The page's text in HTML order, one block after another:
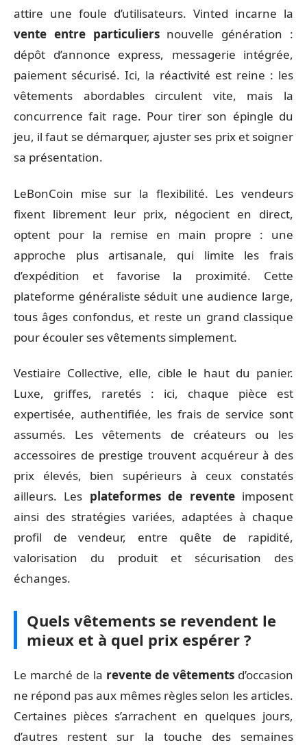
attire une foule d’utilisateurs. Vinted incarne la
vente entre particuliersnouvelle génération :
dépôt d’annonce express, messagerie intégrée,
paiement sécurisé. Ici, la réactivité est reine : les
vêtements abordables circulent vite, mais la
concurrence fait rage. Pour tirer son épingle du
jeu, il faut se démarquer, ajuster ses prix et soigner
sa présentation.
LeBonCoin mise sur la flexibilité. Les vendeurs
fixent librement leur prix, négocient en direct,
optent pour la remise en main propre : une
approche plus artisanale, qui limite les frais
d’expédition et favorise la proximité. Cette
plateforme généraliste séduit une audience large,
tous âges confondus, et reste un grand classique
pour écouler ses vêtements simplement.
Vestiaire Collective, elle, cible le haut du panier.
Luxe, griffes, raretés : ici, chaque pièce est
expertisée, authentifiée, les frais de service sont
assumés. Les vêtements de créateurs ou les
accessoires de prestige trouvent acquéreur à des
prix élevés, bien supérieurs à ceux constatés
ailleurs. Les plateformes de reventeimposent
ainsi des stratégies variées, adaptées à chaque
profil de vendeur, entre quête de rapidité,
valorisation du produit et sécurisation des
échanges.
Quels vêtements se revendent le
mieux et à quel prix espérer ?
Le marché de la revente de vêtements d’occasion
ne répond pas aux mêmes règles selon les articles.
Certaines pièces s’arrachent en quelques jours,
d’autres restent sur la touche des semaines